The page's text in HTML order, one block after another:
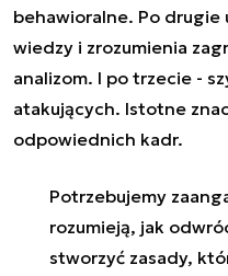
behawioralne. Po drugie
wiedzy i zrozumienia
analizom. I po trzecie -
atakujących. Istotne
odpowiednich kadr.
Potrzebujemy
rozumieją, jak
stworzyć zasady,